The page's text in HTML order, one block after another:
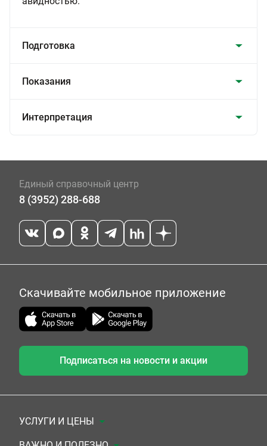
Подготовка
Показания
Интерпретация
Единый справочный центр
8 (3952) 288-688
Скачивайте мобильное приложение
Подписаться на новости и акции
УСЛУГИ И ЦЕНЫ